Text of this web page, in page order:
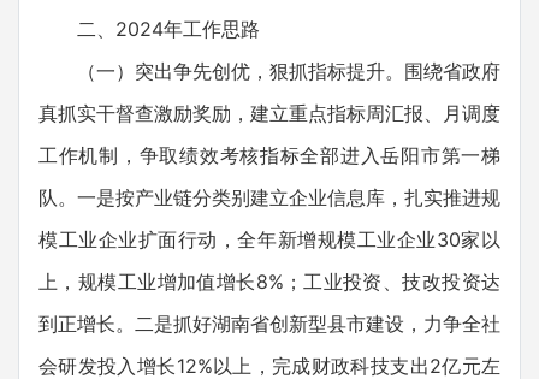
二、2024年工作思路
（一）突出争先创优，狠抓指标提升。围绕省政府
真抓实干督查激励奖励，建立重点指标周汇报、月调度
工作机制，争取绩效考核指标全部进入岳阳市第一梯
队。一是按产业链分类别建立企业信息库，扎实推进规
模工业企业扩面行动，全年新增规模工业企业30家以
上，规模工业增加值增长8%；工业投资、技改投资达
到正增长。二是抓好湖南省创新型县市建设，力争全社
会研发投入增长12%以上，完成财政科技支出2亿元左